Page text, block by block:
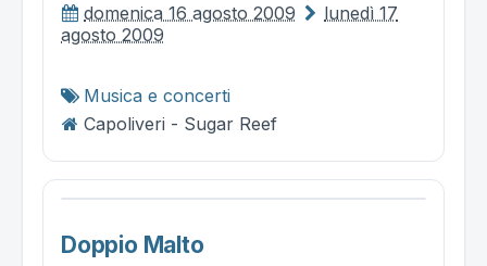
domenica 16 agosto 2009
lunedì 17
agosto 2009
Musica e concerti
Capoliveri - Sugar Reef
Doppio Malto